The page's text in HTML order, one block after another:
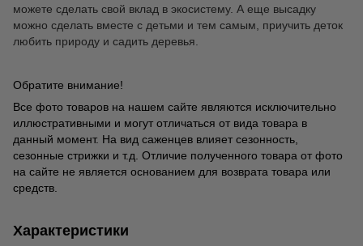
можете сделать свой вклад в экосистему. А еще высадку
можно сделать вместе с детьми и тем самым, приучить деток
любить природу и садить деревья.
Обратите внимание!
Все фото товаров на нашем сайте являются исключительно
иллюстративными и могут отличаться от вида товара в
данный момент. На вид саженцев влияет сезонность,
сезонные стрижки и т.д. Отличие полученного товара от фото
на сайте не является основанием для возврата товара или
средств.
Характеристики